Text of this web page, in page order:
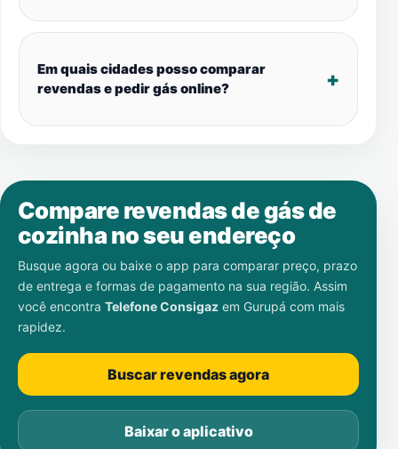
Em quais cidades posso comparar
revendas e pedir gás online?
Compare revendas de gás de
cozinha no seu endereço
Busque agora ou baixe o app para comparar preço, prazo
de entrega e formas de pagamento na sua região. Assim
você encontra Telefone Consigaz em Gurupá com mais
rapidez.
Buscar revendas agora
Baixar o aplicativo